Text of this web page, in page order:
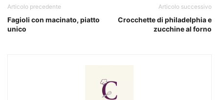
Articolo precedente
Fagioli con macinato, piatto
unico
Articolo successivo
Crocchette di philadelphia e
zucchine al forno